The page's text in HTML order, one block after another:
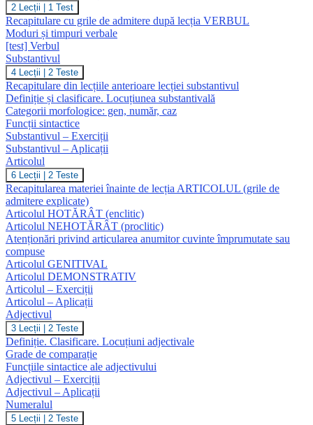
VERBUL
–
moduri
și
timpuri
2 Lecții 1 Test
Recapitulare cu grile de admitere după lecția VERBUL
Moduri și timpuri verbale
[test] Verbul
Substantivul
Substantivul
4 Lecții 2 Teste
Recapitulare din lecțiile anterioare lecției substantivul
Definiție și clasificare. Locuțiunea substantivală
Categorii morfologice: gen, număr, caz
Funcții sintactice
Substantivul – Exerciții
Substantivul – Aplicații
Articolul
Articolul
6 Lecții 2 Teste
Recapitularea materiei înainte de lecția ARTICOLUL (grile de
admitere explicate)
Articolul HOTĂRÂT (enclitic)
Articolul NEHOTĂRÂT (proclitic)
Atenționări privind articularea anumitor cuvinte împrumutate sau
compuse
Articolul GENITIVAL
Articolul DEMONSTRATIV
Articolul – Exerciții
Articolul – Aplicații
Adjectivul
Adjectivul
3 Lecții 2 Teste
Definiție. Clasificare. Locuțiuni adjectivale
Grade de comparație
Funcțiile sintactice ale adjectivului
Adjectivul – Exerciții
Adjectivul – Aplicații
Numeralul
Numeralul
5 Lecții 2 Teste